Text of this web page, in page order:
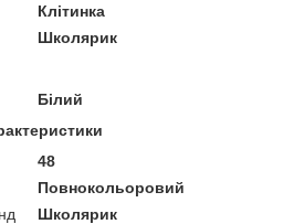
Клітинка
Школярик
Білий
48
Повнокольоровий
Школярик